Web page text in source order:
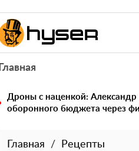
Главная
Дроны с наценкой:
оборонного бюджета через
Главная Рецепты